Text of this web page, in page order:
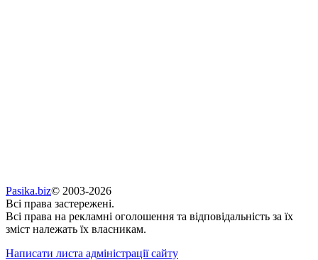
Pasika.biz© 2003-2026
Всі права застережені.
Всі права на рекламні оголошення та відповідальність за їх
зміст належать їх власникам.
Написати листа адміністрації сайту